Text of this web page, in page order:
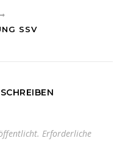
SSV
Erforderliche